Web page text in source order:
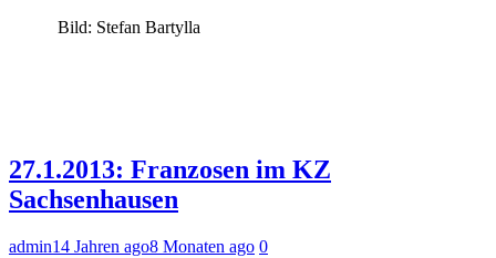
Bild: Stefan Bartylla
27.1.2013: Franzosen im KZ
Sachsenhausen
admin14 Jahren ago8 Monaten ago 0